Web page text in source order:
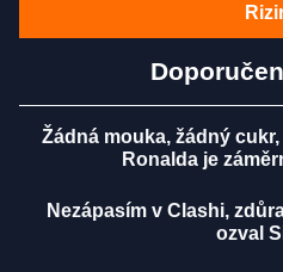
Žádná mouka, žádný
Ronalda je
Nezápasím v Clashi,
ozval